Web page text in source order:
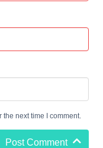
next time I comment.
Post Comment